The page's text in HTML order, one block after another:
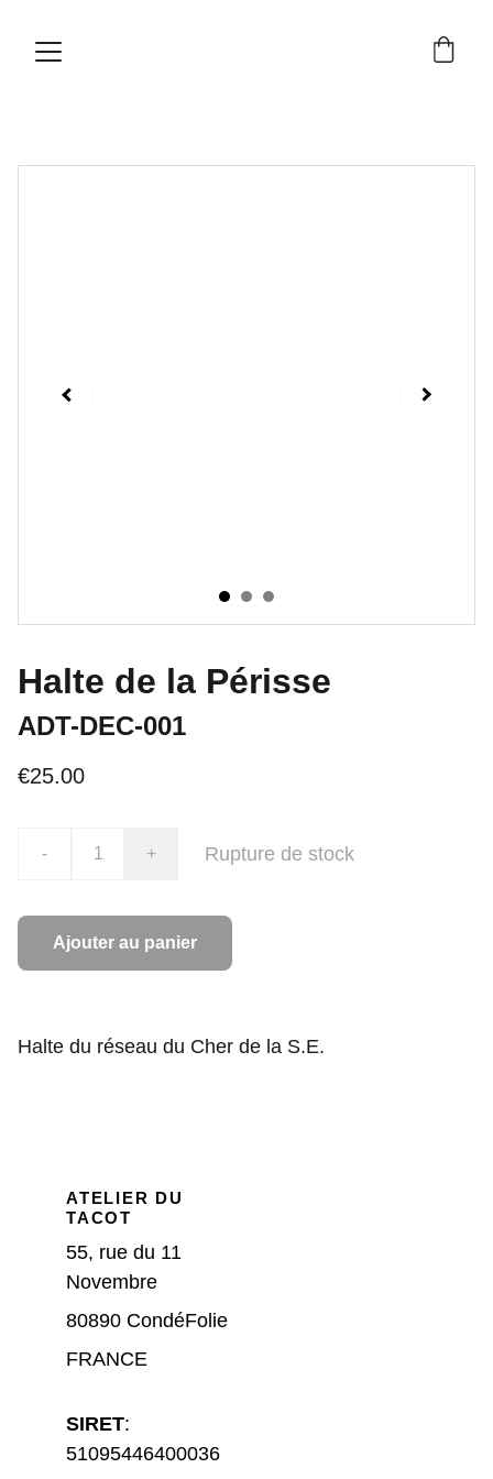
Halte de la Périsse
ADT-DEC-001
€25.00
- + Rupture de stock
Ajouter au panier
Halte du réseau du Cher de la S.E.
ATELIER DU
TACOT
55, rue du 11
Novembre
80890 CondéFolie
FRANCE
SIRET:
51095446400036